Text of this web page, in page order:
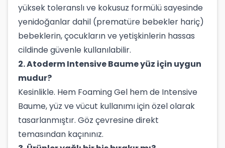
yüksek toleranslı ve kokusuz formülü sayesinde
yenidoğanlar dahil (prematüre bebekler hariç)
bebeklerin, çocukların ve yetişkinlerin hassas
cildinde güvenle kullanılabilir.
2. Atoderm Intensive Baume yüz için uygun
mudur?
Kesinlikle. Hem Foaming Gel hem de Intensive
Baume, yüz ve vücut kullanımı için özel olarak
tasarlanmıştır. Göz çevresine direkt
temasından kaçınınız.